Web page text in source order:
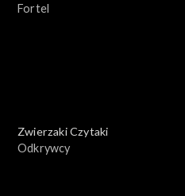
Fortel
Zwierzaki Czytaki
Odkrywcy